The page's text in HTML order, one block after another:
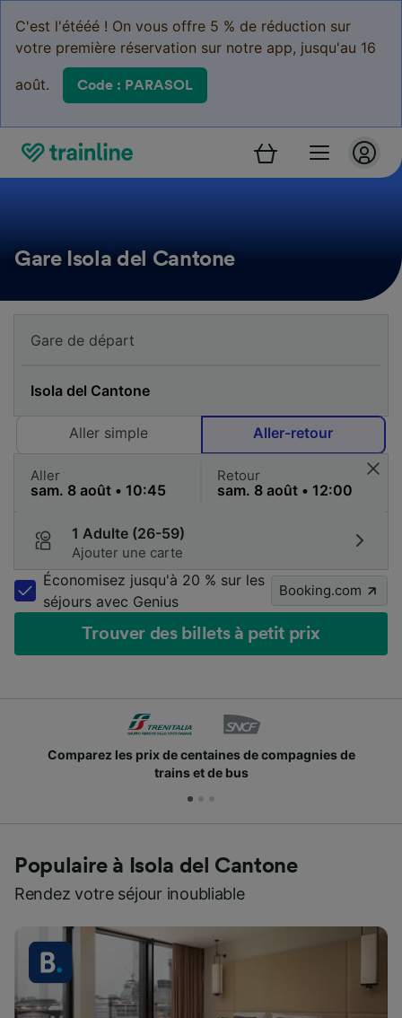
C'est l'étééé ! On vous offre 5 % de réduction sur
votre première réservation sur notre app, jusqu'au 16
août. Code : PARASOL
Gare Isola del Cantone
Aller simple Aller-retour
Aller Retour
1 Adulte (26-59)
Ajouter une carte
Économisez jusqu'à 20 % sur les
séjours avec Genius
Booking.com
Trouver des billets à petit prix
de Des millions de voyageurs nous
Populaire à Isola del Cantone
Rendez votre séjour inoubliable